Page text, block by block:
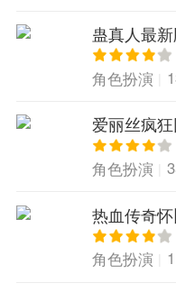
蛊真人最
角色扮演
爱丽丝疯
角色扮演
热血传奇
角色扮演